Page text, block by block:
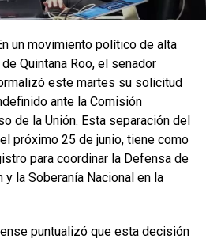
un movimiento político de alta
Quintana Roo, el senador
este martes su solicitud
ante la Comisión
de la Unión. Esta separación del
próximo 25 de junio, tiene como
para coordinar la Defensa de
y la Soberanía Nacional en la
puntualizó que esta decisión